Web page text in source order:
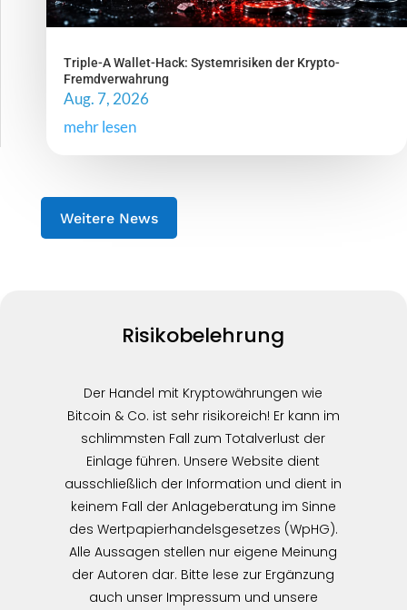
Triple-A Wallet-Hack: Systemrisiken der Krypto-
Fremdverwahrung
Aug. 7, 2026
mehr lesen
Weitere News
Risikobelehrung
Der Handel mit Kryptowährungen wie
Bitcoin & Co. ist sehr risikoreich! Er kann im
schlimmsten Fall zum Totalverlust der
Einlage führen. Unsere Website dient
ausschließlich der Information und dient in
keinem Fall der Anlageberatung im Sinne
des Wertpapierhandelsgesetzes (WpHG).
Alle Aussagen stellen nur eigene Meinung
der Autoren dar. Bitte lese zur Ergänzung
auch unser Impressum und unsere